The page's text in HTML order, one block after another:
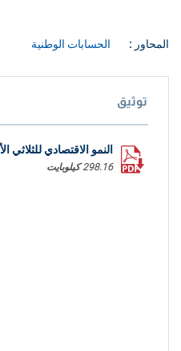
المحاور : الحسابات الوطنية
توثيق
النمو الاقتصادي للثلاثي
298.16 كيلوبايت